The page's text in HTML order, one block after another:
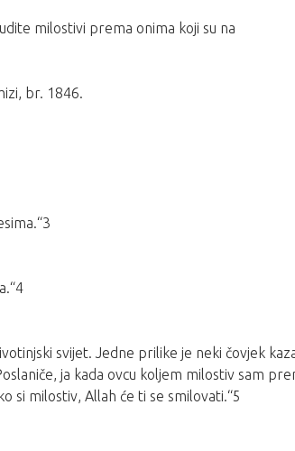
milostivi prema onima koji su na
br. 1846.
svijet. Jedne prilike je neki čovjek
ja kada ovcu koljem milostiv sam
si milostiv, Allah će ti se smilovati.“5